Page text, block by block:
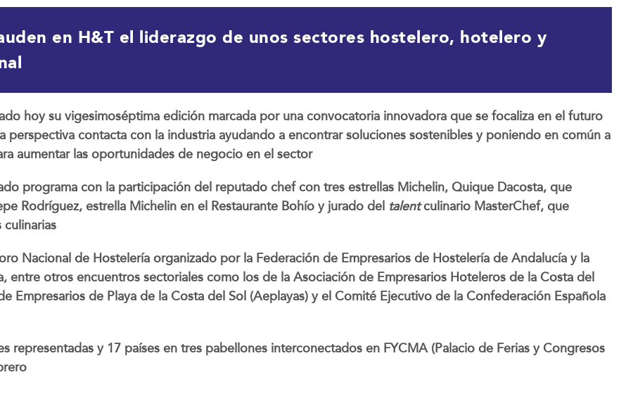
en H&T el liderazgo de unos sectores hostelero, hotelero y
hoy su vigesimoséptima edición marcada por una convocatoria innovadora que se focaliza en el futuro
perspectiva contacta con la industria ayudando a encontrar soluciones sostenibles y poniendo en común a
aumentar las oportunidades de negocio en el sector
programa con la participación del reputado chef con tres estrellas Michelin, Quique Dacosta, que
Rodríguez, estrella Michelin en el Restaurante Bohío y jurado del talentculinario MasterChef, que
culinarias
Nacional de Hostelería organizado por la Federación de Empresarios de Hostelería de Andalucía y la
entre otros encuentros sectoriales como los de la Asociación de Empresarios Hoteleros de la Costa del
Empresarios de Playa de la Costa del Sol (Aeplayas) y el Comité Ejecutivo de la Confederación Española
representadas y 17 países en tres pabellones interconectados en FYCMA (Palacio de Ferias y Congresos